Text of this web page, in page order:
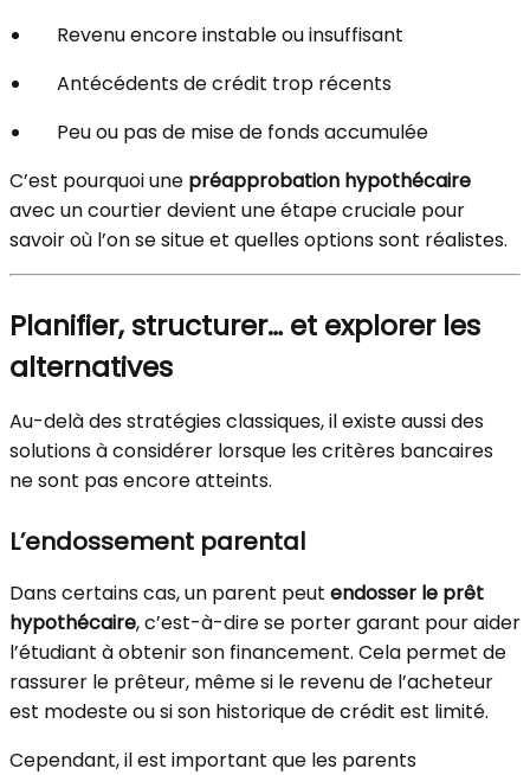
Revenu encore instable ou insuffisant
Antécédents de crédit trop récents
Peu ou pas de mise de fonds accumulée
C’est pourquoi une préapprobation hypothécaire
avec un courtier devient une étape cruciale pour
savoir où l’on se situe et quelles options sont réalistes.
Planifier, structurer… et explorer les
alternatives
Au-delà des stratégies classiques, il existe aussi des
solutions à considérer lorsque les critères bancaires
ne sont pas encore atteints.
L’endossement parental
Dans certains cas, un parent peut endosser le prêt
hypothécaire, c’est-à-dire se porter garant pour aider
l’étudiant à obtenir son financement. Cela permet de
rassurer le prêteur, même si le revenu de l’acheteur
est modeste ou si son historique de crédit est limité.
Cependant, il est important que les parents